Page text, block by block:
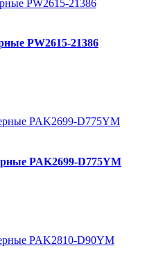
PW2615-21386
PAK2699-D775YM